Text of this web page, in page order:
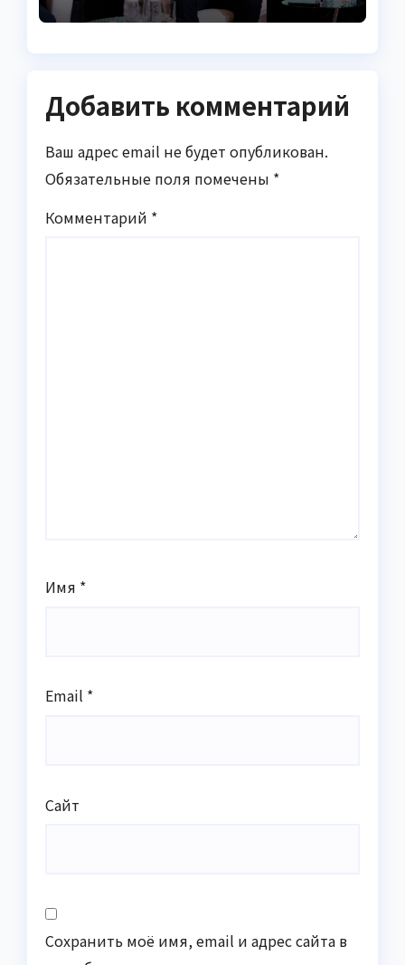
биография лидера
Добавить комментарий
Ваш адрес email не будет опубликован.
Обязательные поля помечены *
Комментарий *
Имя *
Email *
Сайт
Сохранить моё имя, email и адрес сайта в